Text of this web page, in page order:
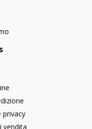
privacy
vendita